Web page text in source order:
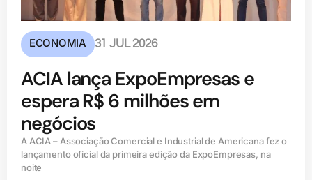
ECONOMIA 31 JUL 2026
ACIA lança ExpoEmpresas e
espera R$ 6 milhões em
negócios
A ACIA – Associação Comercial e Industrial de Americana fez o
lançamento oficial da primeira edição da ExpoEmpresas, na
noite